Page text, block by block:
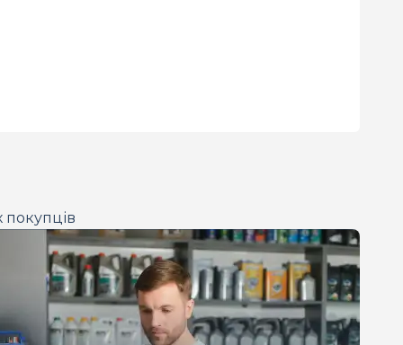
покупців